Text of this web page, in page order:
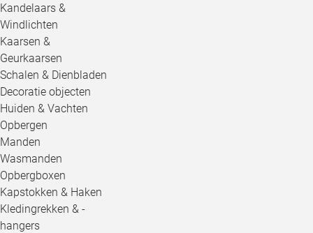
Kandelaars &
Windlichten
Kaarsen &
Geurkaarsen
Schalen & Dienbladen
Decoratie objecten
Huiden & Vachten
Opbergen
Manden
Wasmanden
Opbergboxen
Kapstokken & Haken
Kledingrekken & -
hangers